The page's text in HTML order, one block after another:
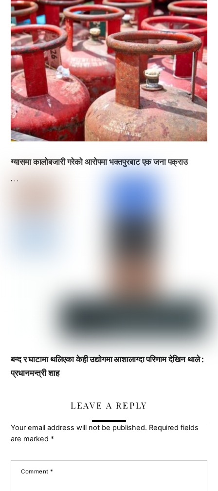
ग्यासमा कालोबजारी गरेको आरोपमा भक्तपुरबाट एक जना पक्राउ
बन्द र घाटामा थलिएका केही उद्योगमा आशालाग्दा परिणाम देखिन थाले :
प्रधानमन्त्री शाह
LEAVE A REPLY
Your email address will not be published. Required fields
are marked *
Comment*